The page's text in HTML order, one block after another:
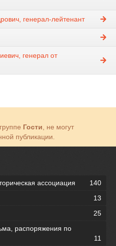
генерал-лейтенант
генерал от
Гости , не могут
публикации.
ассоциация
140
13
25
распоряжения по
11